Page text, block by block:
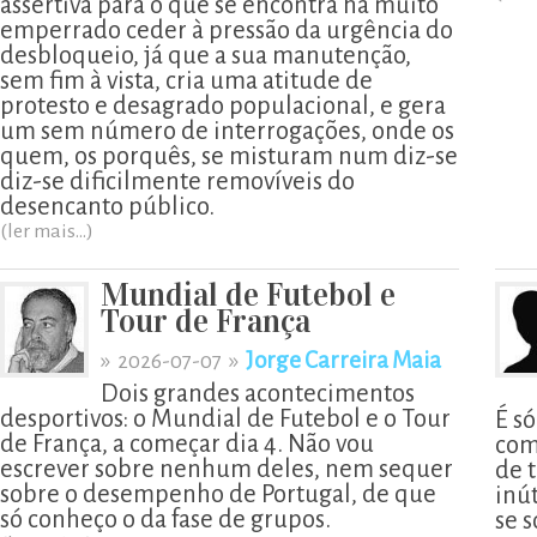
emperrado ceder à pressão da urgência do
desbloqueio, já que a sua manutenção,
sem fim à vista, cria uma atitude de
protesto e desagrado populacional, e gera
um sem número de interrogações, onde os
quem, os porquês, se misturam num diz-se
diz-se dificilmente removíveis do
desencanto público.
(ler mais...)
Mundial de Futebol e
Tour de França
» 2026-07-07 » Jorge Carreira Maia
Dois grandes acontecimentos
desportivos: o Mundial de Futebol e o Tour
de França, a começar dia 4. Não vou
escrever sobre nenhum deles, nem sequer
sobre o desempenho de Portugal, de que
só conheço o da fase de grupos.
É
de
se